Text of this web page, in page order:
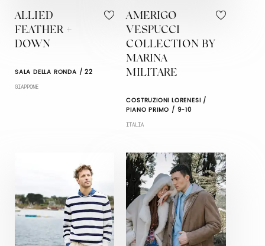
ALLIED
FEATHER +
DOWN
SALA DELLA RONDA / 22
GIAPPONE
AMERIGO
VESPUCCI
COLLECTION BY
MARINA
MILITARE
COSTRUZIONI LORENESI /
PIANO PRIMO / 9-10
ITALIA